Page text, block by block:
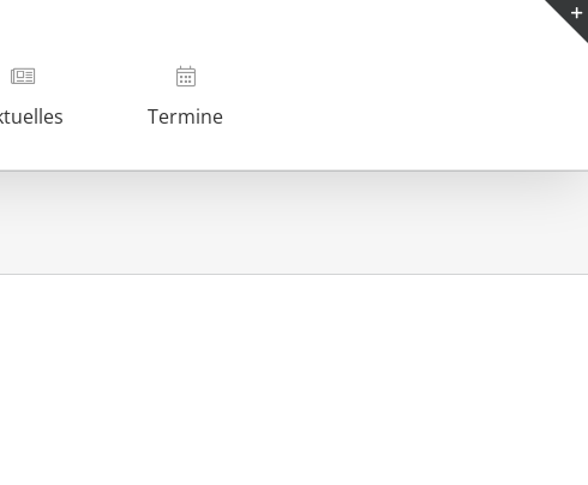
Termine